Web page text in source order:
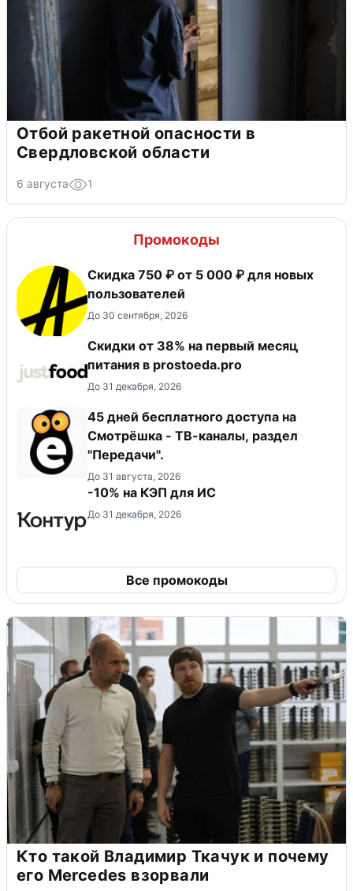
Отбой ракетной опасности в
Свердловской области
6 августа 1
Промокоды
Скидка 750 ₽ от 5 000 ₽ для новых
пользователей
До 30 сентября, 2026
​Скидки от 38% на первый месяц
питания в prostoeda.pro
До 31 декабря, 2026
45 дней бесплатного доступа на
Смотрёшка - ТВ-каналы, раздел
"Передачи".
До 31 августа, 2026
-10% на КЭП для ИС
До 31 декабря, 2026
Все промокоды
Кто такой Владимир Ткачук и почему
его Mercedes взорвали